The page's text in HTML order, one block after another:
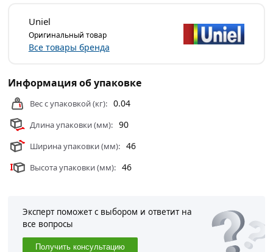
Uniel
Оригинальный товар
Все товары бренда
Информация об упаковке
Вес с упаковкой (кг): 0.04
Длина упаковки (мм): 90
Ширина упаковки (мм): 46
Высота упаковки (мм): 46
Эксперт поможет с выбором и ответит на
все вопросы
Получить консультацию